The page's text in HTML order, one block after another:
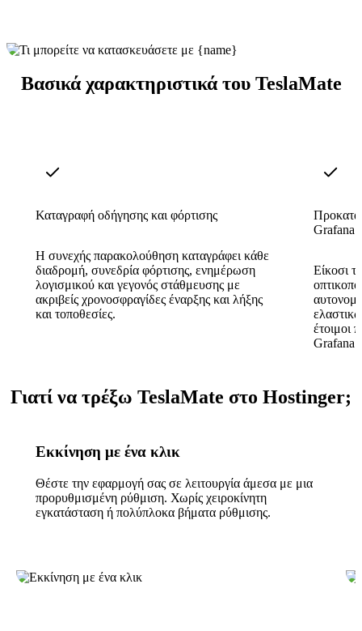
Βασικά χαρακτηριστικά του TeslaMate
Καταγραφή οδήγησης και φόρτισης
Η συνεχής παρακολούθηση καταγράφει κάθε
διαδρομή, συνεδρία φόρτισης, ενημέρωση
λογισμικού και γεγονός στάθμευσης με
ακριβείς χρονοσφραγίδες έναρξης και λήξης
και τοποθεσίες.
Grafana
Είκοσι
έτοιμοι
Grafana.
Γιατί να τρέξω TeslaMate στο Hostinger;
Εκκίνηση με ένα κλικ
Θέστε την εφαρμογή σας σε λειτουργία άμεσα με μια
προρυθμισμένη ρύθμιση. Χωρίς χειροκίνητη
εγκατάσταση ή πολύπλοκα βήματα ρύθμισης.